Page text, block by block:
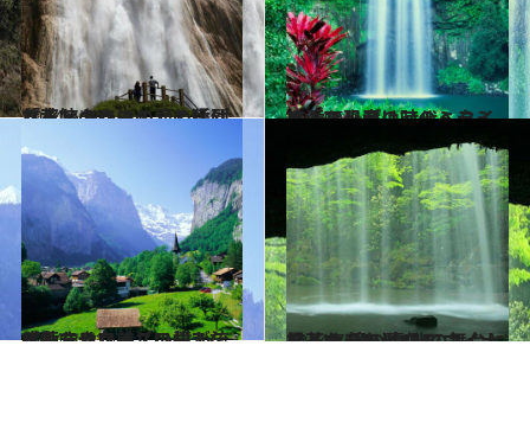
2014.6.20
「花嫁のベール」と呼ばれるメキシコの滝の猛烈な水しぶき
旅＆お出かけ 2014.6.3
オーストラリアのミラミラ滝で恐竜の時代へタイムトリップ
旅＆お出かけ
2014.3.21
ゲーテやワーズワースを感動させた美しい滝が流れ落ちるスイスの村
旅＆お出かけ 2014.7.26
緑茶のテレビCMの舞台となった 滝の裏側でマイナスイオンを浴びる
旅＆お出かけ